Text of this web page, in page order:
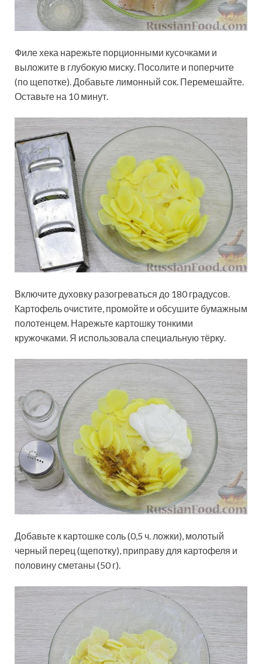
Филе хека нарежьте порционными кусочками и
выложите в глубокую миску. Посолите и поперчите
(по щепотке). Добавьте лимонный сок. Перемешайте.
Оставьте на 10 минут.
Включите духовку разогреваться до 180 градусов.
Картофель очистите, промойте и обсушите бумажным
полотенцем. Нарежьте картошку тонкими
кружочками. Я использовала специальную тёрку.
Добавьте к картошке соль (0,5 ч. ложки), молотый
черный перец (щепотку), приправу для картофеля и
половину сметаны (50 г).